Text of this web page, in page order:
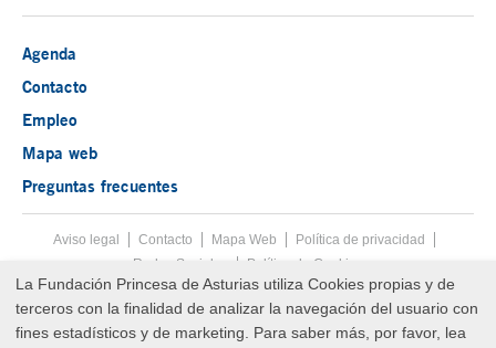
Agenda
Contacto
Empleo
Mapa web
Preguntas frecuentes
Menú pie
Aviso legal Tecla de acceso 8
Contacto Mapa Web
Política de privacidad
Redes Sociales
Política de Cookies
Fin menú pie
© Copyright Fri Aug 07 15:56:47 UTC 2026 Fundación Princesa de
Asturias
La Fundación Princesa de Asturias utiliza Cookies propias y de
terceros con la finalidad de analizar la navegación del usuario con
fines estadísticos y de marketing. Para saber más, por favor, lea